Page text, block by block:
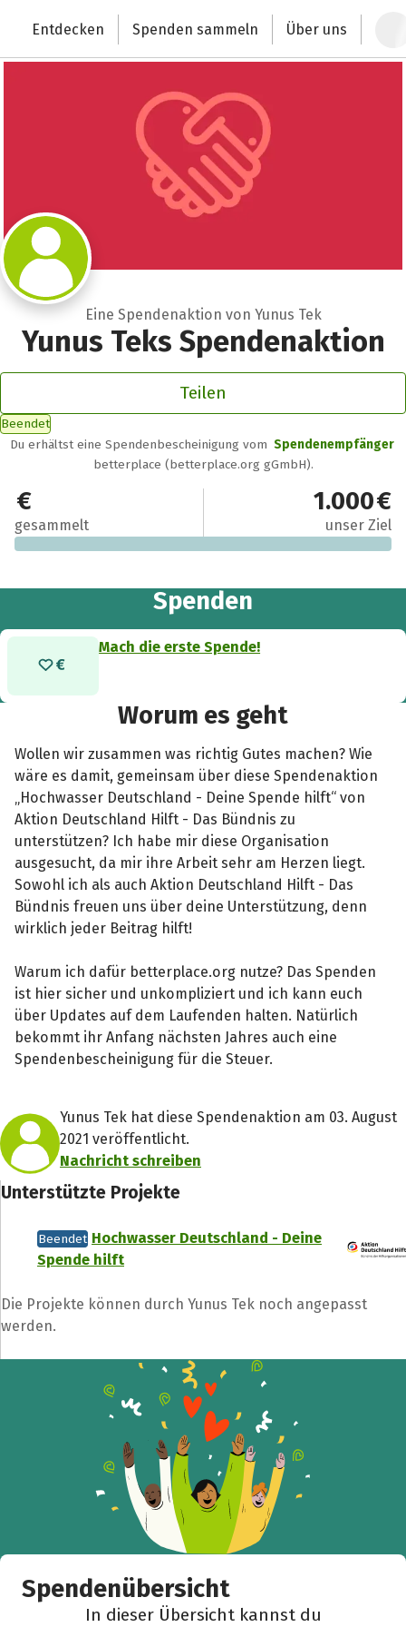
Deutschlands größte Spendenplattform
Entdecken Spenden sammeln Über uns
Eine Spendenaktion von Yunus Tek
Yunus Teks Spendenaktion
Teilen
Beendet
Du erhältst eine Spendenbescheinigung vom Spendenempfänger
betterplace (betterplace.org gGmbH).
0 €
gesammelt
1.000 €
unser Ziel
Spenden
Mach die erste Spende!
Worum es geht
Wollen wir zusammen was richtig Gutes machen? Wie
wäre es damit, gemeinsam über diese Spendenaktion
„Hochwasser Deutschland - Deine Spende hilft“ von
Aktion Deutschland Hilft - Das Bündnis zu
unterstützen? Ich habe mir diese Organisation
ausgesucht, da mir ihre Arbeit sehr am Herzen liegt.
Sowohl ich als auch Aktion Deutschland Hilft - Das
Bündnis freuen uns über deine Unterstützung, denn
wirklich jeder Beitrag hilft!
Warum ich dafür betterplace.org nutze? Das Spenden
ist hier sicher und unkompliziert und ich kann euch
über Updates auf dem Laufenden halten. Natürlich
bekommt ihr Anfang nächsten Jahres auch eine
Spendenbescheinigung für die Steuer.
Yunus Tek hat diese Spendenaktion am 03. August
2021 veröffentlicht.
Nachricht schreiben
Unterstützte Projekte
Beendet Hochwasser Deutschland - Deine
Spende hilft
Die Projekte können durch Yunus Tek noch angepasst
werden.
Spendenübersicht
In dieser Übersicht kannst du